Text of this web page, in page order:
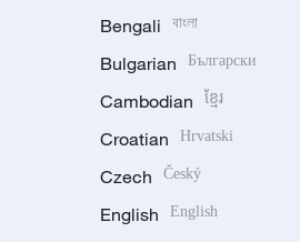
Bengali বাংলা
Bulgarian Български
Cambodian ខ្មែរ
Croatian Hrvatski
Czech Český
English English